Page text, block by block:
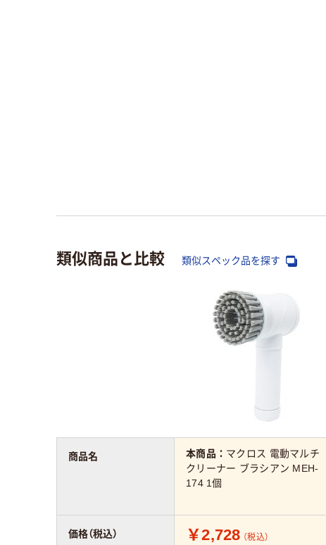
類似商品と比較 類似スペック品を探す
商品名 本商品： マクロス 電動マルチ
クリーナー ブラシアン MEH-
174 1個
価格（税込） ￥2,728 （税込）